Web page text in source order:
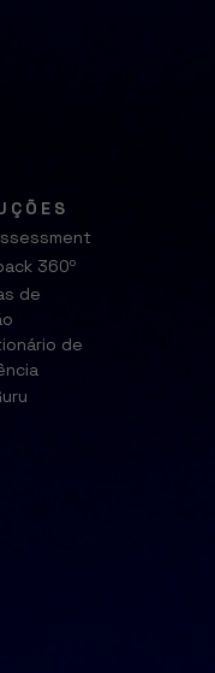
360º
de
de